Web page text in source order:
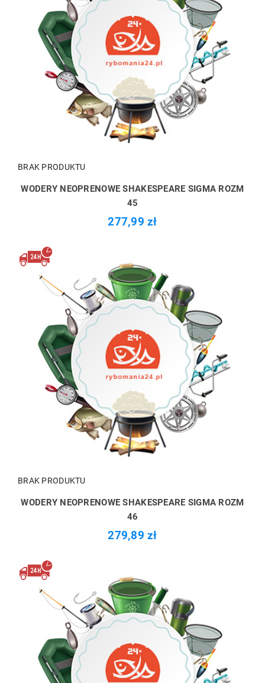
BRAK PRODUKTU
WODERY NEOPRENOWE SHAKESPEARE SIGMA ROZM
45
277,99 zł
BRAK PRODUKTU
WODERY NEOPRENOWE SHAKESPEARE SIGMA ROZM
46
279,89 zł